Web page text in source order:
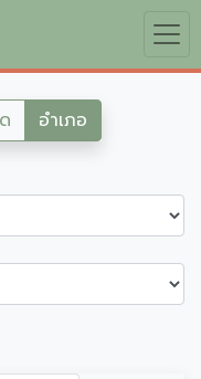
อำเภอ